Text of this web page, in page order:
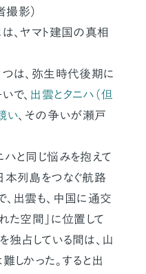
撮影）
、ヤマト建国の真相
は、弥生時代後期に
で、 出雲とタニハ（但
い、その争いが瀬戸
と同じ悩みを抱えて
本列島をつなぐ航路
出雲も、中国に通交
た空間」に位置して
占している間は、山
しかった。すると出